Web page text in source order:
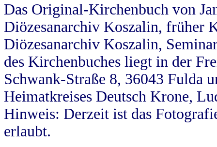
Das Original-Kirchenbuch von
Diözesanarchiv Koszalin, früher
Diözesanarchiv Koszalin,
des Kirchenbuches liegt in der
Schwank-Straße 8, 36043 Fulda
Heimatkreises Deutsch Krone,
Hinweis: Derzeit ist das
erlaubt.